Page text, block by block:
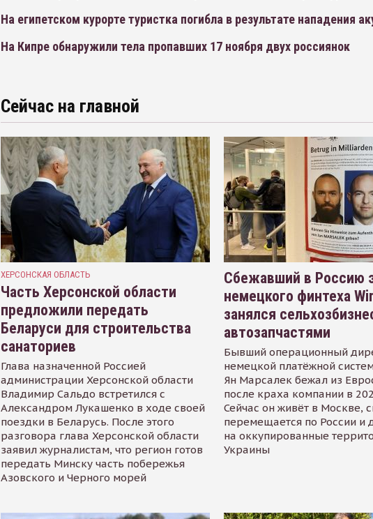
На египетском курорте туристка погибла в результате нападения
На Кипре обнаружили тела пропавших 17 ноября двух россиянок
Сейчас на главной
ХЕРСОНСКАЯ ОБЛАСТЬ
Часть Херсонской области
предложили передать
Беларуси для строительства
санаториев
Глава назначенной Россией
администрации Херсонской области
Владимир Сальдо встретился с
Александром Лукашенко в ходе своей
поездки в Беларусь. После этого
разговора глава Херсонской области
заявил журналистам, что регион готов
передать Минску часть побережья
Азовского и Черного морей
Сбежавший в Россию
немецкого финтеха
занялся
автозапчастями
Бывший операционный
немецкой платёжной
Ян Марсалек бежал из
после краха компании в
Сейчас он живёт в Москве,
перемещается по России и
на оккупированные
Украины